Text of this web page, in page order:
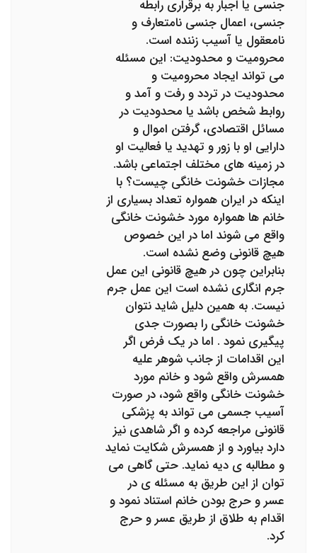
جنسی یا اجبار به برقراری رابطه
جنسی، اعمال جنسی نامتعارف و
نامعقول یا آسیب زننده است.
محرومیت و محدودیت: این مسئله
می تواند ایجاد محرومیت و
محدودیت در تردد و رفت و آمد و
روابط شخص باشد یا محدودیت در
مسائل اقتصادی، گرفتن اموال و
دارایی او با زور و تهدید یا فعالیت او
در زمینه های مختلف اجتماعی باشد.
مجازات خشونت خانگی چیست؟ با
اینکه در ایران همواره تعداد بسیاری از
خانم ها همواره مورد خشونت خانگی
واقع می شوند اما در این خصوص
هیچ قانونی وضع نشده است.
بنابراین چون در هیچ قانونی این عمل
جرم انگاری نشده است این عمل جرم
نیست. به همین دلیل شاید نتوان
خشونت خانگی را بصورت جدی
پیگیری نمود . اما در یک فرض اگر
این اقدامات از جانب شوهر علیه
همسرش واقع شود و خانم مورد
خشونت خانگی واقع شود، در صورت
آسیب جسمی می تواند به پزشکی
قانونی مراجعه کرده و اگر شاهدی نیز
دارد بیاورد و از همسرش شکایت نماید
و مطالبه ی دیه نماید. حتی گاهی می
توان از این طریق به مسئله ی در
عسر و حرج بودن خانم استناد نمود و
اقدام به طلاق از طریق عسر و حرج
کرد.